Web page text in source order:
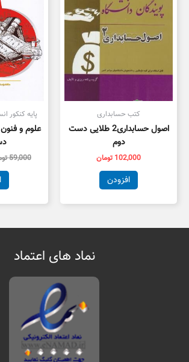
کتب حسابداری
اصول حسابداری2 طلایی دست
دوم
102,000 تومان
افزودن
پایه کنکور
علوم و
59,000
نماد های اعتماد